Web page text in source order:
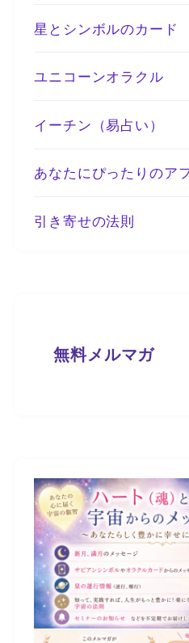
星とシンボルのカード
ユニコーンオラクル
イーチン（易占い）
あなたにぴったりのア
引き寄せの法則
無料メルマガ